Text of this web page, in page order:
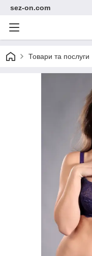
sez-on.com
Товари та послуги